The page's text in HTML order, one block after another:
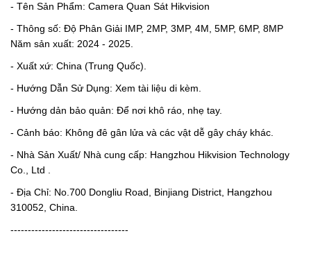
- Tên Sản Phẩm: Camera Quan Sát Hikvision
- Thông số: Độ Phân Giải IMP, 2MP, 3MP, 4M, 5MP, 6MP, 8MP
Năm sản xuất: 2024 - 2025.
- Xuất xứ: China (Trung Quốc).
- Hướng Dẫn Sử Dụng: Xem tài liệu di kèm.
- Hướng dản bảo quản: Để nơi khô ráo, nhẹ tay.
- Cảnh báo: Không đê gân lửa và các vật dễ gây cháy khác.
- Nhà Sản Xuất/ Nhà cung cấp: Hangzhou Hikvision Technology
Co., Ltd .
- Địa Chỉ: No.700 Dongliu Road, Binjiang District, Hangzhou
310052, China.
----------------------------------